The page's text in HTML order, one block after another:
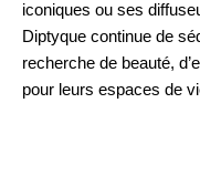
iconiques ou ses
Diptyque continue de
recherche de beauté,
pour leurs espaces de